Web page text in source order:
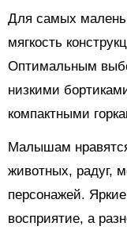
Для самых
мягкость
Оптимальным
низкими
компактными
Малышам
животных, радуг,
персонажей.
восприятие, а